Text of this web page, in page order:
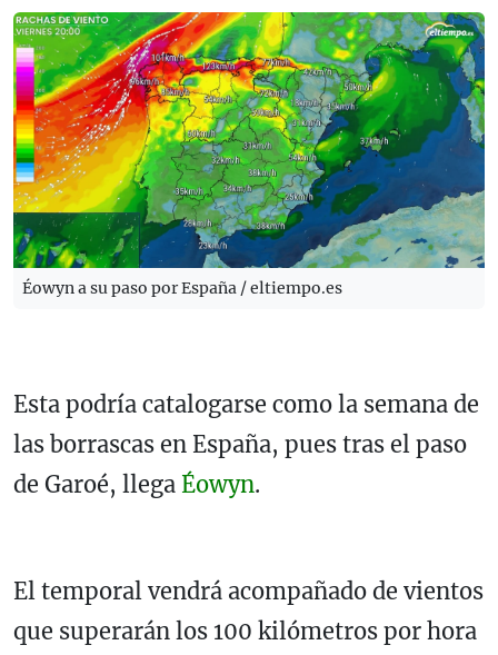
Éowyn a su paso por España / eltiempo.es
Esta podría catalogarse como la semana de
las borrascas en España, pues tras el paso
de Garoé, llega Éowyn.
El temporal vendrá acompañado de vientos
que superarán los 100 kilómetros por hora